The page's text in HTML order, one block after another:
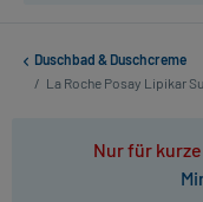
Duschbad & Duschcreme
/ La Roche Posay Lipikar
Nur für